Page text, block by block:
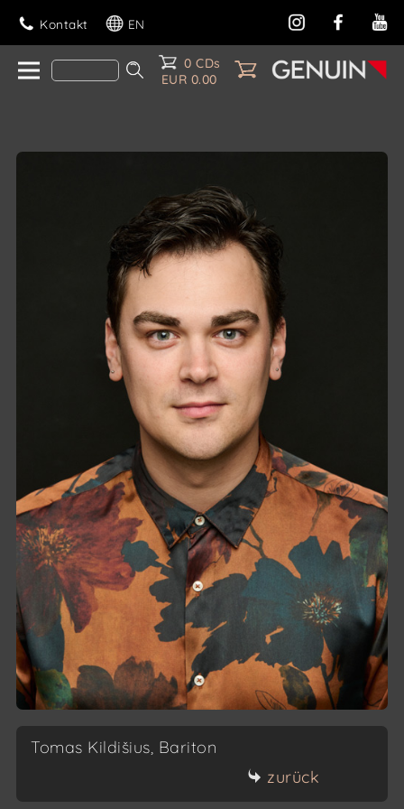
Kontakt EN
0 CDs
EUR 0.00
Tomas Kildišius, Bariton
zurück